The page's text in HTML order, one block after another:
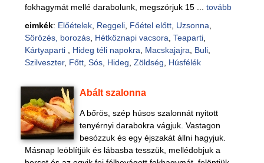
fokhagymát mellé darabolunk, megszórjuk 15 ... tovább
cimkék: Előételek, Reggeli, Főétel előtt, Uzsonna
Sörözés, borozás, Hétköznapi vacsora Teaparti,
Kártyaparti
Hideg téli napokra Macskajajra Buli,
Szilveszter, Főtt, Sós, Hideg Zöldség Húsfélék
Abált szalonna
A bőrös, szép húsos szalonnát nyitott
tenyérnyi darabokra vágjuk. Vastagon
besózzuk és egy éjszakát állni hagyjuk.
Másnap leöblítjük és lábasba tesszük, mellédobjuk a